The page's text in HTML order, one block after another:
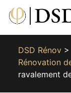
DSD Rénov>
Rénovation
ravalement